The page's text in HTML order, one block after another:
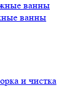
ванны
ванны
и чистка